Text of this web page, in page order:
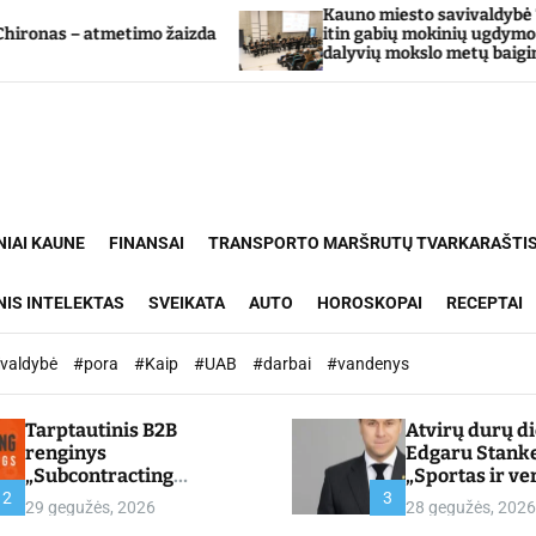
žaizda
Kauno miesto savivaldybė Tarpdisciplininio
itin gabių mokinių ugdymo programos
dalyvių mokslo metų baigimo šventė
KAUNE FINANSAI TRANSPORTO MARŠRUTŲ
INTELEKTAS SVEIKATA AUTO HOROSKOPAI RECEPTAI
#pora #Kaip #UAB #darbai #vandenys
2
Tarptautinis B2B
renginys
„Subcontracting
Meetings 2026“ –
chamber.lt
29 gegužės, 2026 3
Atvirų durų
Edgaru
„Sportas ir
partnerystės,
kuria vertę“ –
28 gegužės, 2026